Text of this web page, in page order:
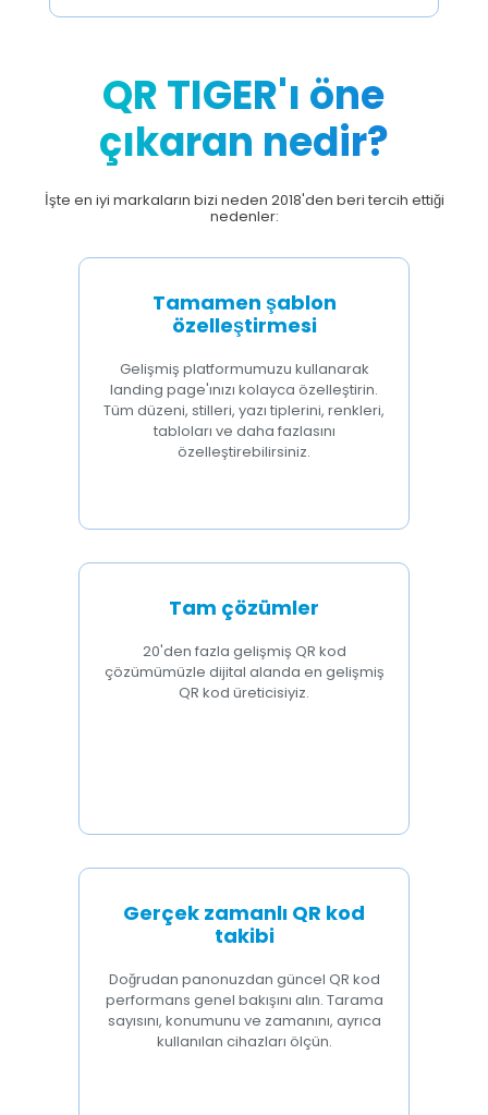
QR TIGER'ı öne
çıkaran nedir?
İşte en iyi markaların bizi neden 2018'den beri tercih ettiği
nedenler:
Tamamen şablon
özelleştirmesi
Gelişmiş platformumuzu kullanarak
landing page'ınızı kolayca özelleştirin.
Tüm düzeni, stilleri, yazı tiplerini, renkleri,
tabloları ve daha fazlasını
özelleştirebilirsiniz.
Tam çözümler
20'den fazla gelişmiş QR kod
çözümümüzle dijital alanda en gelişmiş
QR kod üreticisiyiz.
Gerçek zamanlı QR kod
takibi
Doğrudan panonuzdan güncel QR kod
performans genel bakışını alın. Tarama
sayısını, konumunu ve zamanını, ayrıca
kullanılan cihazları ölçün.